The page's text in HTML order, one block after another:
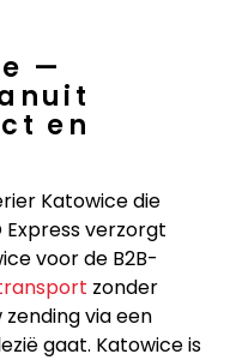
—
en
Katowice die
Express verzorgt
voor de B2B-
zonder
via een
gaat. Katowice is